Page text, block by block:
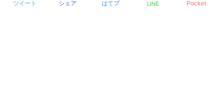
ツイート シェア はてブ LINE Pocket